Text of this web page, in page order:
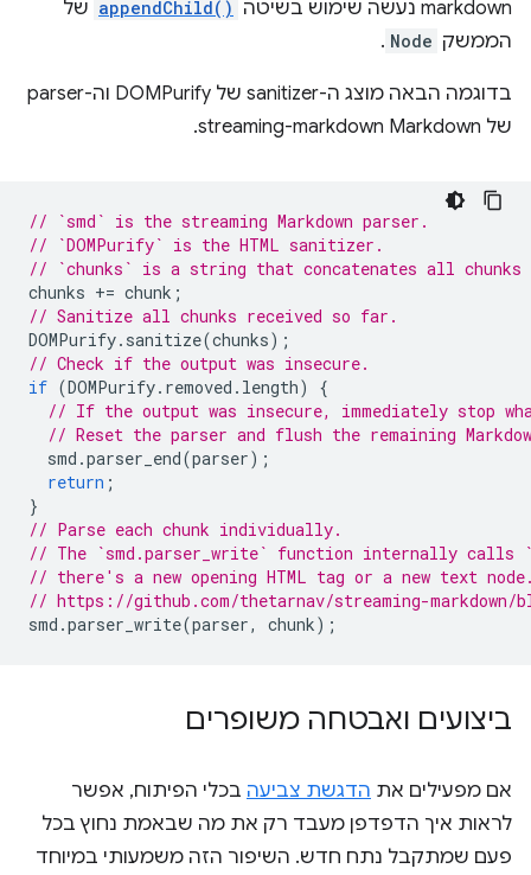
markdown נעשה שימוש בשיטה appendChild() של
הממשק Node
.
בדוגמה הבאה מוצג ה-sanitizer של DOMPurify וה-parser
של streaming-markdown Markdown.
// `smd` is the streaming Markdown parser.
// `DOMPurify` is the HTML sanitizer.
// `chunks` is a string that concatenates all
chunks += chunk ;
// Sanitize all chunks received so far.
DOMPurify. sanitize(chunks);
// Check if the output was insecure.
if (DOMPurify. removed . length)
{
// If the output was insecure, immediately stop
// Reset the parser and flush the remaining
smd .parser_end(parser);
return ;
}
// Parse each chunk individually.
// The `smd.parser_write` function internally calls
// there's a new opening HTML tag or a new text
// https://github.com/thetarnav/streaming-markdown/
smd .parser_write(parser, chunk);
ביצועים ואבטחה משופרים
אם מפעילים את הדגשת צביעה בכלי הפיתוח, אפשר
לראות איך הדפדפן מעבד רק את מה שבאמת נחוץ בכל
פעם שמתקבל נתח חדש. השיפור הזה משמעותי במיוחד